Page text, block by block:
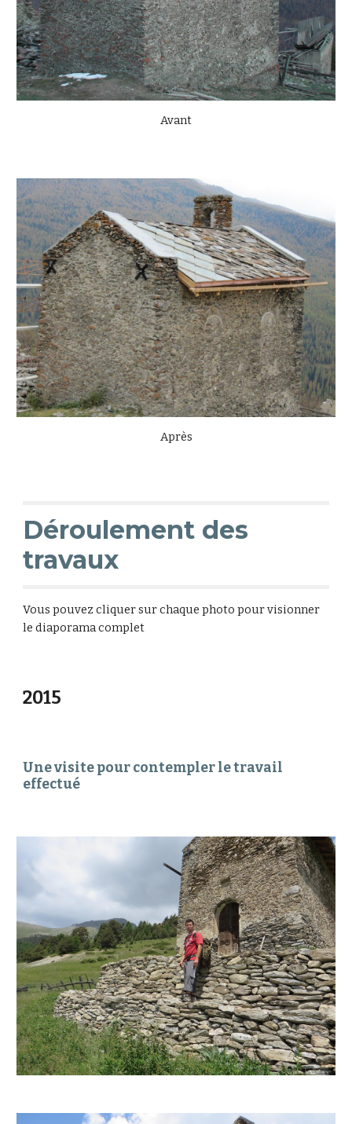
Avant
Après
Déroulement des
travaux
Vous pouvez cliquer sur chaque photo pour visionner
le diaporama complet
2015
Une visite pour contempler le travail
effectué